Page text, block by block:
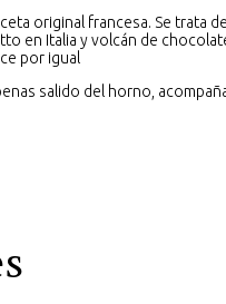
original francesa. Se trata
en Italia y volcán de
por igual
salido del horno,